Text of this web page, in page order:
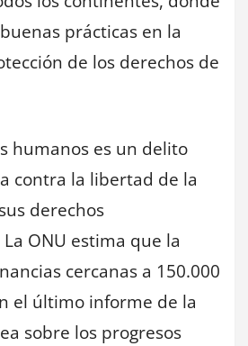
prácticas en la
de los derechos de
humanos es un delito
contra la libertad de la
derechos
ONU estima que la
cercanas a 150.000
el último informe de la
sobre los progresos